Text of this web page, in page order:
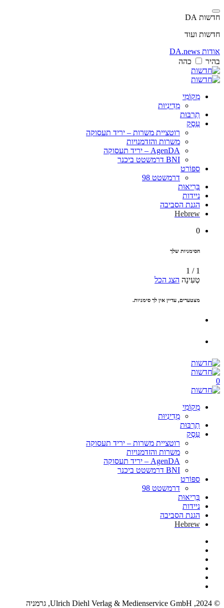
חדשות DA
חדשות ועוד
אודות DA.news
בהיר
כהה
מְקוֹמִי
מְדִינִיוּת
תַרְבּוּת
עֵסֶק
רוטציית משרות – יריד תעסוקה
משרות והזדמנויות
AgenDA – יריד תעסוקה
BNI דרמשטט ביכנר
ספּוֹרט
דרמשטט 98
בְּרִיאוּת
ניידות
הגנת הסביבה
Hebrew
0
הסימניות שלך
1
/
1
טְעִינָה הצג הכל
מצטערים, עדיין אין לך סימניות.
0
מְקוֹמִי
מְדִינִיוּת
תַרְבּוּת
עֵסֶק
רוטציית משרות – יריד תעסוקה
משרות והזדמנויות
AgenDA – יריד תעסוקה
BNI דרמשטט ביכנר
ספּוֹרט
דרמשטט 98
בְּרִיאוּת
ניידות
הגנת הסביבה
Hebrew
© 2024, Ulrich Diehl Verlag & Medienservice GmbH, גרמניה